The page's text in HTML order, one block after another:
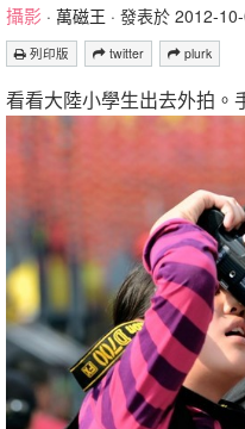
攝影 · 萬磁王 · 發表於 2012-
列印版 twitter plurk
看看大陸小學生出去外拍。